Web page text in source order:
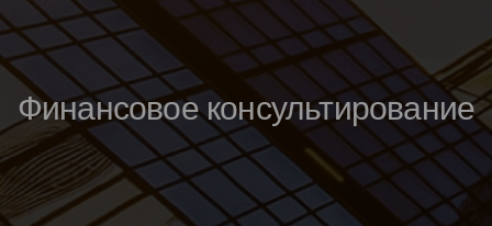
Финансовое консультирование